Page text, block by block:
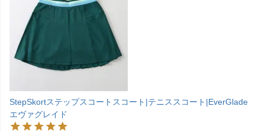
StepSkortステップスコートスコート|テニススコート|EverGlade
エヴァグレイド